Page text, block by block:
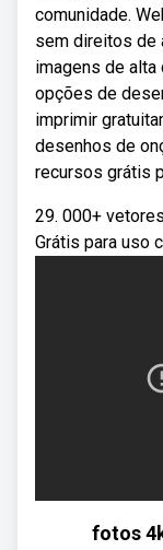
comunidade.
sem direitos de
imagens de
opções de
imprimir
desenhos de
recursos grátis
29. 000+
Grátis para uso
fotos